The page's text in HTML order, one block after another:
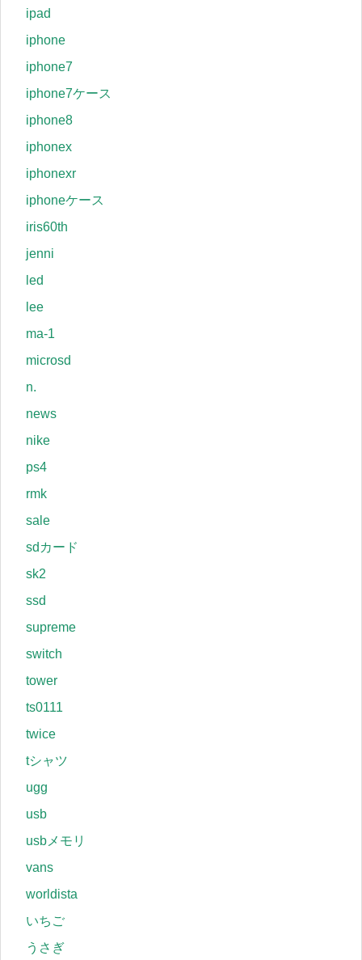
ipad
iphone
iphone7
iphone7ケース
iphone8
iphonex
iphonexr
iphoneケース
iris60th
jenni
led
lee
ma-1
microsd
n.
news
nike
ps4
rmk
sale
sdカード
sk2
ssd
supreme
switch
tower
ts0111
twice
tシャツ
ugg
usb
usbメモリ
vans
worldista
いちご
うさぎ